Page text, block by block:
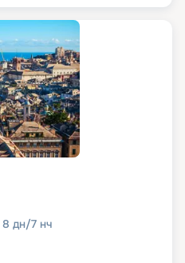
8 дн/7 нч